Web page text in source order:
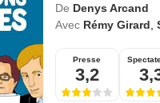
De Denys Arcand
Avec Rémy Girard
Presse
3,2